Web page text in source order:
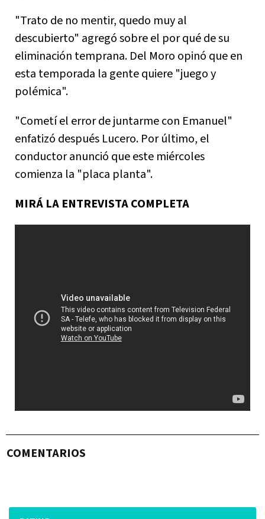
"Trato de no mentir, quedo muy al
descubierto" agregó sobre el por qué de su
eliminación temprana. Del Moro opinó que en
esta temporada la gente quiere "juego y
polémica".
"Cometí el error de juntarme con Emanuel"
enfatizó después Lucero. Por último, el
conductor anunció que este miércoles
comienza la "placa planta".
MIRÁ LA ENTREVISTA COMPLETA
COMENTARIOS